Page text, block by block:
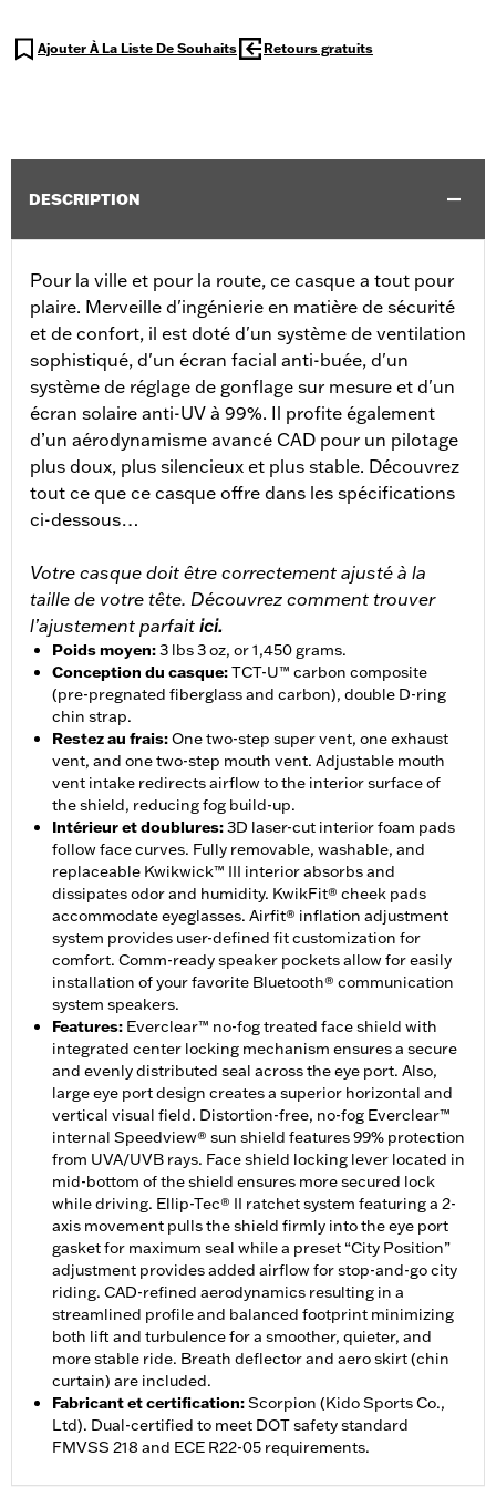
Ajouter À La Liste De Souhaits Retours gratuits
DESCRIPTION
Pour la ville et pour la route, ce casque a tout pour
plaire. Merveille d'ingénierie en matière de sécurité
et de confort, il est doté d'un système de ventilation
sophistiqué, d'un écran facial anti-buée, d'un
système de réglage de gonflage sur mesure et d'un
écran solaire anti-UV à 99%. Il profite également
d’un aérodynamisme avancé CAD pour un pilotage
plus doux, plus silencieux et plus stable. Découvrez
tout ce que ce casque offre dans les spécifications
ci-dessous…
Votre casque doit être correctement ajusté à la
taille de votre tête. Découvrez comment trouver
l’ajustement parfait ici.
Poids moyen:3 lbs 3 oz, or 1,450 grams.
Conception du casque:TCT-U™ carbon composite
(pre-pregnated fiberglass and carbon), double D-ring
chin strap.
Restez au frais:One two-step super vent, one exhaust
vent, and one two-step mouth vent. Adjustable mouth
vent intake redirects airflow to the interior surface of
the shield, reducing fog build-up.
Intérieur et doublures:3D laser-cut interior foam pads
follow face curves. Fully removable, washable, and
replaceable Kwikwick™ III interior absorbs and
dissipates odor and humidity. KwikFit® cheek pads
accommodate eyeglasses. Airfit® inflation adjustment
system provides user-defined fit customization for
comfort. Comm-ready speaker pockets allow for easily
installation of your favorite Bluetooth® communication
system speakers.
Features: Everclear™ no-fog treated face shield with
integrated center locking mechanism ensures a secure
and evenly distributed seal across the eye port. Also,
large eye port design creates a superior horizontal and
vertical visual field. Distortion-free, no-fog Everclear™
internal Speedview® sun shield features 99% protection
from UVA/UVB rays. Face shield locking lever located in
mid-bottom of the shield ensures more secured lock
while driving. Ellip-Tec® II ratchet system featuring a 2-
axis movement pulls the shield firmly into the eye port
gasket for maximum seal while a preset “City Position”
adjustment provides added airflow for stop-and-go city
riding. CAD-refined aerodynamics resulting in a
streamlined profile and balanced footprint minimizing
both lift and turbulence for a smoother, quieter, and
more stable ride. Breath deflector and aero skirt (chin
curtain) are included.
Fabricant et certification:Scorpion (Kido Sports Co.,
Ltd). Dual-certified to meet DOT safety standard
FMVSS 218 and ECE R22-05 requirements.